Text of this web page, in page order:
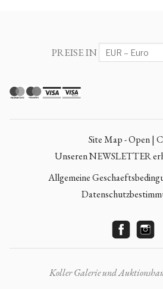
PREISE IN
Site Map - Open |
Unseren NEWSLETTER
Allgemeine
Koller Galerie und